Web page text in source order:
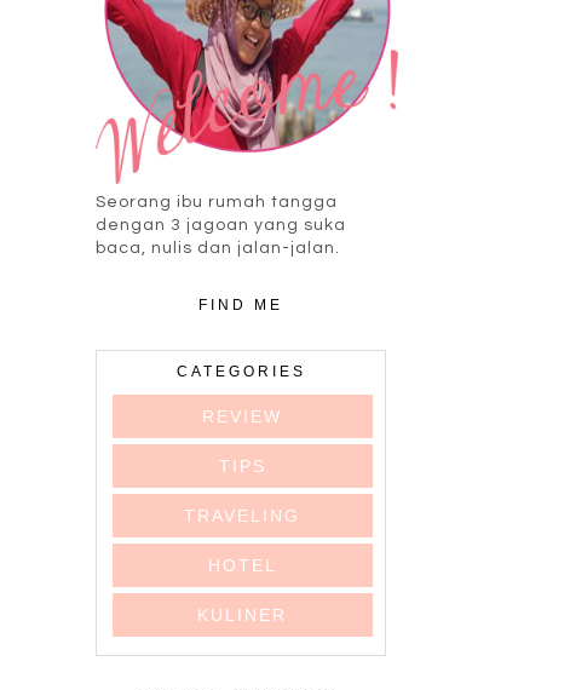
Seorang ibu rumah tangga
dengan 3 jagoan yang suka
baca, nulis dan jalan-jalan.
FIND ME
CATEGORIES
REVIEW
TIPS
TRAVELING
HOTEL
KULINER